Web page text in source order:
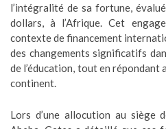
l’intégralité de sa fortune,
dollars, à l’Afrique. Cet
contexte de financement
des changements significatifs
de l’éducation, tout en répondant
continent.
Lors d’une allocution au siège